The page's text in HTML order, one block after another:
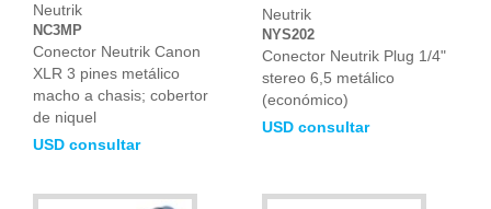
Neutrik
NC3MP
Conector Neutrik Canon
XLR 3 pines metálico
macho a chasis; cobertor
de niquel
USD consultar
Neutrik
NYS202
Conector Neutrik Plug 1/4"
stereo 6,5 metálico
(económico)
USD consultar